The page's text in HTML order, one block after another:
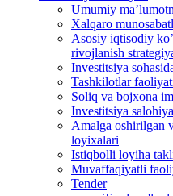
Umumiy
Xalqaro
Аsosiy iqtisodiy
rivojlanish
Investitsiya
Tashkilotlar
Soliq va bojxona
Investitsiya
Аmalga oshirilgan
loyixalari
Istiqbolli loyiha
Muvaffaqiyatli
Tender